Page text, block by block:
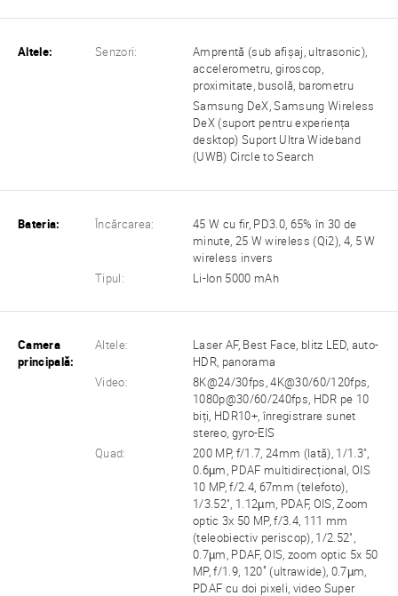
Altele: Senzori:
Amprentă (sub afișaj, ultrasonic),
accelerometru, giroscop,
proximitate, busolă, barometru
Samsung DeX, Samsung Wireless
DeX (suport pentru experiența
desktop) Suport Ultra Wideband
(UWB) Circle to Search
Bateria: Încărcarea:
45 W cu fir, PD3.0, 65% în 30 de
minute, 25 W wireless (Qi2), 4, 5 W
wireless invers
Tipul:
Li-Ion 5000 mAh
Camera
principală:
Altele:
Laser AF, Best Face, blitz LED, auto-
HDR, panorama
Video:
8K@24/30fps, 4K@30/60/120fps,
1080p@30/60/240fps, HDR pe 10
biți, HDR10+, înregistrare sunet
stereo, gyro-EIS
Quad:
200 MP, f/1.7, 24mm (lată), 1/1.3",
0.6µm, PDAF multidirecțional, OIS
10 MP, f/2.4, 67mm (telefoto),
1/3.52", 1.12µm, PDAF, OIS, Zoom
optic 3x 50 MP, f/3.4, 111 mm
(teleobiectiv periscop), 1/2.52",
0.7µm, PDAF, OIS, zoom optic 5x 50
MP, f/1.9, 120˚ (ultrawide), 0.7µm,
PDAF cu doi pixeli, video Super